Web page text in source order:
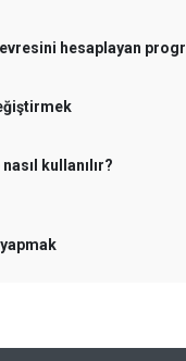
hesaplayan
kullanılır?